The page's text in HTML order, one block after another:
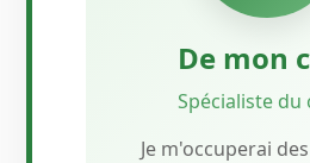
De mon
Spécialiste du
Je m'occuperai